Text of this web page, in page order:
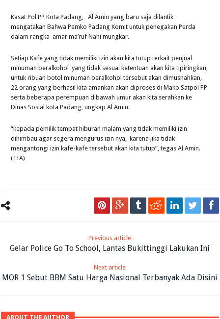
Kasat Pol PP Kota Padang, Al Amin yang baru saja dilantik
mengatakan Bahwa Pemko Padang Komit untuk penegakan Perda
dalam rangka amar ma’ruf Nahi mungkar.
Setiap Kafe yang tidak memiliki izin akan kita tutup terkait penjual
minuman beralkohol yang tidak sesuai ketentuan akan kita tipiringkan,
untuk ribuan botol minuman beralkohol tersebut akan dimusnahkan,
22 orang yang berhasil kita amankan akan diproses di Mako Satpol PP
serta beberapa perempuan dibawah umur akan kita serahkan ke
Dinas Sosial kota Padang, ungkap Al Amin.
“kepada pemilik tempat hiburan malam yang tidak memiliki izin
dihimbau agar segera mengurus izin nya, karena jika tidak
mengantongi izin kafe-kafe tersebut akan kita tutup”, tegas Al Amin.
(TIA)
Previous article
Gelar Police Go To School, Lantas Bukittinggi Lakukan Ini
Next article
MOR 1 Sebut BBM Satu Harga Nasional Terbanyak Ada Disini
ABOUT THE AUTHOR